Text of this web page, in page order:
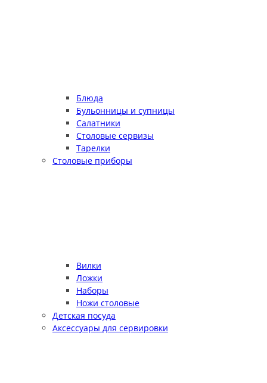
Блюда
Бульонницы и супницы
Салатники
Столовые сервизы
Тарелки
Столовые приборы
Вилки
Ложки
Наборы
Ножи столовые
Детская посуда
Аксессуары для сервировки